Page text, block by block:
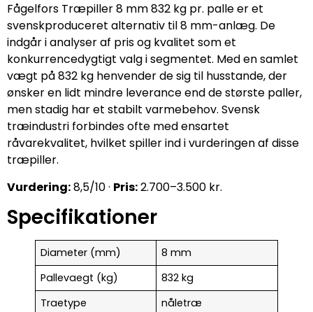
Fågelfors Træpiller 8 mm 832 kg pr. palle er et
svenskproduceret alternativ til 8 mm-anlæg. De
indgår i analyser af pris og kvalitet som et
konkurrencedygtigt valg i segmentet. Med en samlet
vægt på 832 kg henvender de sig til husstande, der
ønsker en lidt mindre leverance end de største paller,
men stadig har et stabilt varmebehov. Svensk
træindustri forbindes ofte med ensartet
råvarekvalitet, hvilket spiller ind i vurderingen af disse
træpiller.
Vurdering:8,5/10 · Pris:2.700–3.500 kr.
Specifikationer
Diameter (mm)
8 mm
Pallevaegt (kg)
832 kg
Traetype
nåletræ